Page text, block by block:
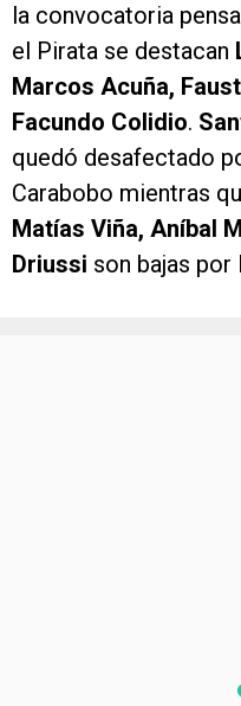
la convocatoria
el Pirata se destacan
Marcos Acuña,
Facundo Colidio.
quedó desafectado
Carabobo mientras
Matías Viña, Aníbal
Driussi son bajas por